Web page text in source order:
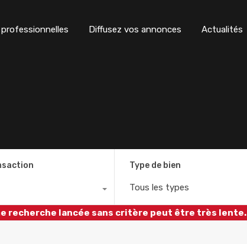
Diffusez vos annonces Actualités
Type de bien
Tous les types
recherche lancée sans critère peut être très lente.